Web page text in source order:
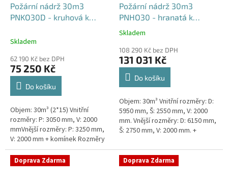
Požární nádrž 30m3
PNKO30D - kruhová k
Skladem
62 190 Kč bez DPH
75 250 Kč
Do košíku
Objem: 30m³ (2*15) Vnitřní
rozměry: P: 3050 mm, V: 2000
mmVnější rozměry: P: 3250 mm,
V: 2000 mm + komínek Rozměry
nádrže možno jakkoliv upravit -
vyrobíme nádrž na...
Požární nádrž 30m3
PNHO30 - hranatá k
obetonování
Průměrné
produktu
je
5,0
hvězdiček.
Skladem
108 290 Kč bez DPH
131 031 Kč
Do košíku
Objem: 30m³ Vnitřní rozměry: D:
5950 mm, Š: 2550 mm, V: 2000
mm. Vnější rozměry: D: 6150 mm,
Š: 2750 mm, V: 2000 mm. +
týdny od objednávky....
Doprava Zdarma Doprava Zdarma